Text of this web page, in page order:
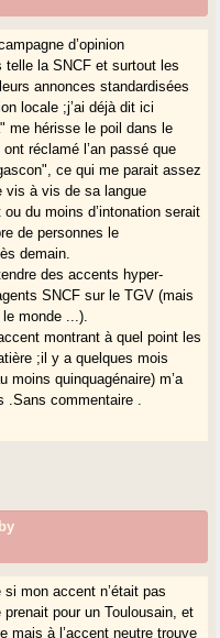
d’opinion
telle la SNCF et surtout les
annonces standardisées
locale ;j’ai déjà dit ici
me hérisse le poil dans le
réclamé l’an passé que
ce qui me parait assez
vis à vis de sa langue
du moins d’intonation serait
de personnes le
demain.
des accents hyper-
SNCF sur le TGV (mais
monde ...).
montrant à quel point les
;il y a quelques mois
moins quinquagénaire) m’a
commentaire .
mon accent n’était pas
pour un Toulousain, et
mais à l’accent neutre trouve